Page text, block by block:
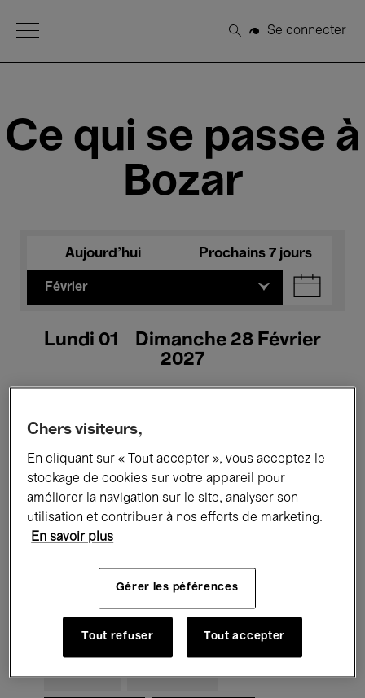
Open Menu
Rechercher
Se connecter
Ce qui se passe à
Bozar
Aujourd'hui Prochains 7 jours
Février
Lundi 01 - Dimanche 28 Février
2027
Tous les événements Concerts
Expositions Films Performances
Rencontres & Débats
Musique classique Global Music
Musique électronique
Pour tous Kids’ Palace
Chers visiteurs,
En cliquant sur « Tout accepter », vous acceptez le
stockage de cookies sur votre appareil pour
améliorer la navigation sur le site, analyser son
utilisation et contribuer à nos efforts de marketing.
En savoir plus
Gérer les péférences
Tout refuser Tout accepter